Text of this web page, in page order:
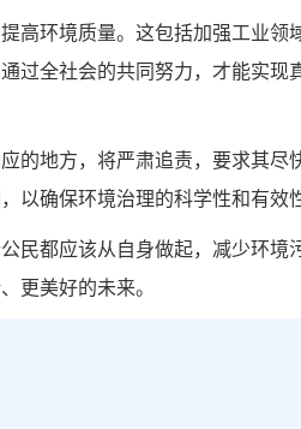
环境质量。这包括加强工业领
过全社会的共同努力，才能实现
的地方，将严肃追责，要求其尽
以确保环境治理的科学性和有效性
民都应该从自身做起，减少环境
更美好的未来。